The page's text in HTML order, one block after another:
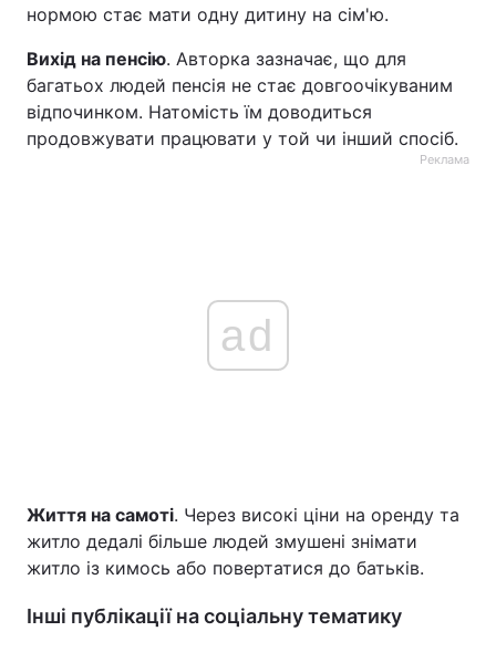
нормою стає мати одну дитину на сім'ю.
Вихід на пенсію. Авторка зазначає, що для
багатьох людей пенсія не стає довгоочікуваним
відпочинком. Натомість їм доводиться
продовжувати працювати у той чи інший спосіб.
Реклама
ad
Життя на самоті. Через високі ціни на оренду та
житло дедалі більше людей змушені знімати
житло із кимось або повертатися до батьків.
Інші публікації на соціальну тематику